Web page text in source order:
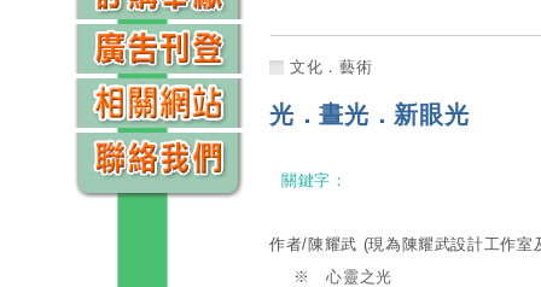
文化．藝術
光．晝光．新眼光
關鍵字：
作者/陳耀武 (現為陳耀武設計工作室
※ 心靈之光